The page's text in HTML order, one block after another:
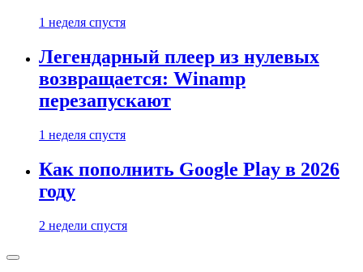
1 неделя спустя
Легендарный плеер из нулевых
возвращается: Winamp
перезапускают
1 неделя спустя
Как пополнить Google Play в 2026
году
2 недели спустя